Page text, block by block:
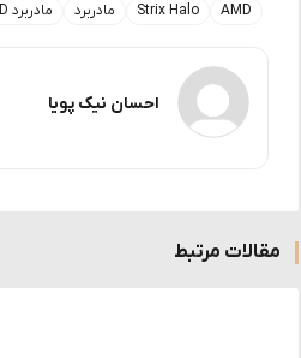
AMD
Strix Halo مادربرد مادربرد AMD
احسان نیک پویا
مقالات مرتبط